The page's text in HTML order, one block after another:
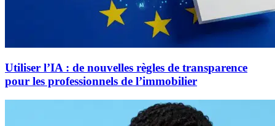
Utiliser l’IA : de nouvelles règles de transparence
pour les professionnels de l’immobilier